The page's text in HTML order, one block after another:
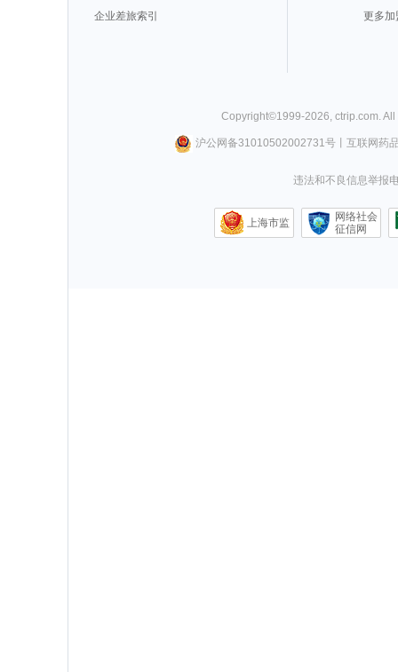
企业差旅索引
更多加
Copyright©1999-2026 ctrip.com .
沪公网备31010502002731号丨 互联网药
违法和不良信息举报
上海市监
网络社会
征信网